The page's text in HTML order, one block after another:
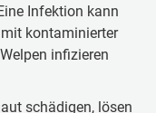
Infektion kann
kontaminierter
infizieren
schädigen, lösen